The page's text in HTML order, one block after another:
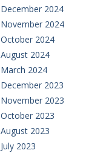
December 2024
November 2024
October 2024
August 2024
March 2024
December 2023
November 2023
October 2023
August 2023
July 2023